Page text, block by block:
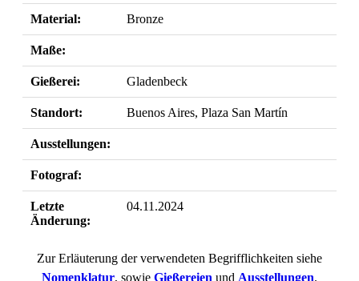
Material: Bronze
Maße:
Gießerei: Gladenbeck
Standort: Buenos Aires, Plaza San Martín
Ausstellungen:
Fotograf:
Letzte
Änderung:
04.11.2024
Zur Erläuterung der verwendeten Begrifflichkeiten siehe
Nomenklatur, sowie Gießereien und Ausstellungen.